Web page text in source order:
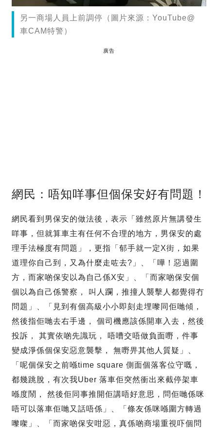
另一商場人員上前調停（圖片來源：YouTube@
車CAM特警）
廣告
網民：唔知咩事但個保安好有問題！
網民看到男保安的做法後，表示「雖然原片無講發生
咩事，但就算車主有任何不合理的地方，男保安的處
理手法極度有問題」，更指「郁手就一定X街，如果
道理你自己到，又為什麼走咗去?」、「嘩！惡過圍
方，而家啲保安以為自己係X安」、「而家啲保安個
個以為自己係警察， 叫人躝，推撞人襲擊人都覺得冇
問題」、「見到有個高級小小即刻走埋嚟同佢哋傾，
然後指佢哋去右手邊， 個司機應該係開車入去，然後
投訴， 其實依啲先識玩， 唔嘈交唔做負面嘢，件事
變成淨係個保安惡意襲擊， 無嘢畀其他人質疑」、
「呢個保安之前喺time square 側面個落客位守嘅，
都幾跳脫，有次我Uber 落車佢突然衝出來截停架車
喺度鬧， 然後佢同事推開佢講唔好意思，問佢哋係咪
唔可以落車佢哋又話唔係」、「條友係咪喺圍方轉過
嚟㗎」、「而家啲保安咁惡，真係啲商場重視吓個問